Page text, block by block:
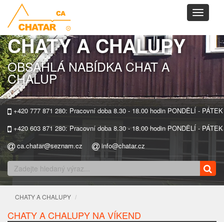
Toggle
CHATY A CHALUPY
OBSÁHLÁ NABÍDKA CHAT A
CHALUP
+420 777 871 280: Pracovní doba 8.30 - 18.00 hodin PONDĚLÍ - PÁTEK
+420 603 871 280: Pracovní doba 8.30 - 18.00 hodin PONDĚLÍ - PÁTEK
ca.chatar@seznam.cz
info@chatar.cz
CHATY A CHALUPY
CHATY A CHALUPY NA VÍKEND